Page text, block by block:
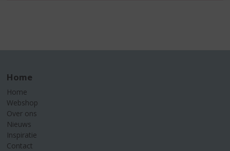
Home
Home
Webshop
Over ons
Nieuws
Inspiratie
Contact